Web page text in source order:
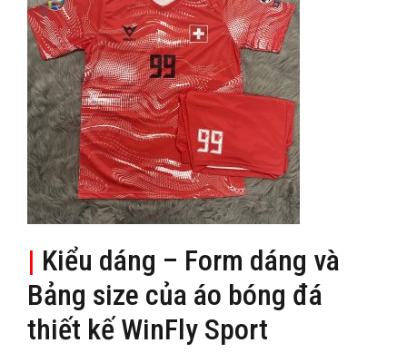
| Kiểu dáng – Form dáng và
Bảng size của áo bóng đá
thiết kế WinFly Sport